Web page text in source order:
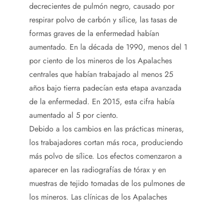
decrecientes de pulmón negro, causado por
respirar polvo de carbón y sílice, las tasas de
formas graves de la enfermedad habían
aumentado. En la década de 1990, menos del 1
por ciento de los mineros de los Apalaches
centrales que habían trabajado al menos 25
años bajo tierra padecían esta etapa avanzada
de la enfermedad. En 2015, esta cifra había
aumentado al 5 por ciento.
Debido a los cambios en las prácticas mineras,
los trabajadores cortan más roca, produciendo
más polvo de sílice. Los efectos comenzaron a
aparecer en las radiografías de tórax y en
muestras de tejido tomadas de los pulmones de
los mineros. Las clínicas de los Apalaches